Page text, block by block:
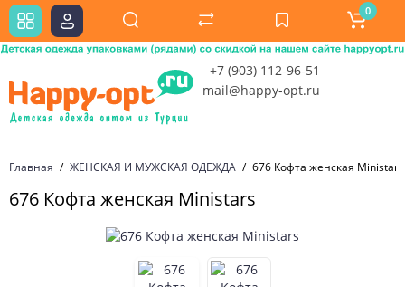
+7 (903) 112-96-51
mail@happy-opt.ru
0
Главная ЖЕНСКАЯ И МУЖСКАЯ ОДЕЖДА 676 Кофта женская Ministars
676 Кофта женская Ministars